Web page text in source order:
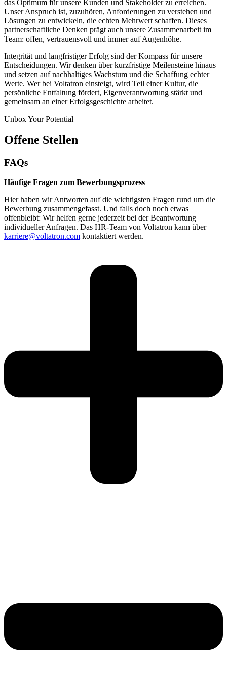
das Optimum für unsere Kunden und Stakeholderzu erreichen.
Unser Anspruch ist, zuzuhören, Anforderungen zu verstehen und
Lösungen zu entwickeln, die echten Mehrwert schaffen. Dieses
partnerschaftliche Denken prägt auch unsere Zusammenarbeit im
Team: offen, vertrauensvoll und immer auf Augenhöhe.
Integrität und langfristiger Erfolg sind der Kompass fürunsere
Entscheidungen. Wir denken überkurzfristige Meilensteine hinaus
und setzen auf nachhaltiges Wachstum und die Schaffung echter
Werte. Wer bei Voltatron einsteigt, wird Teil einer Kultur, die
persönliche Entfaltung fördert, Eigenverantwortung stärkt und
gemeinsam an einer Erfolgsgeschichte arbeitet.
Unbox Your Potential
Offene Stellen
FAQs
Häufige Fragen zum Bewerbungsprozess
Hier haben wir Antworten auf die wichtigsten Fragen rund um die
Bewerbung zusammengefasst. Und falls doch noch etwas
offenbleibt: Wir helfen gerne jederzeit bei der Beantwortung
individueller Anfragen. Das HR-Team von Voltatron kann über
karriere@voltatron.com kontaktiert werden.